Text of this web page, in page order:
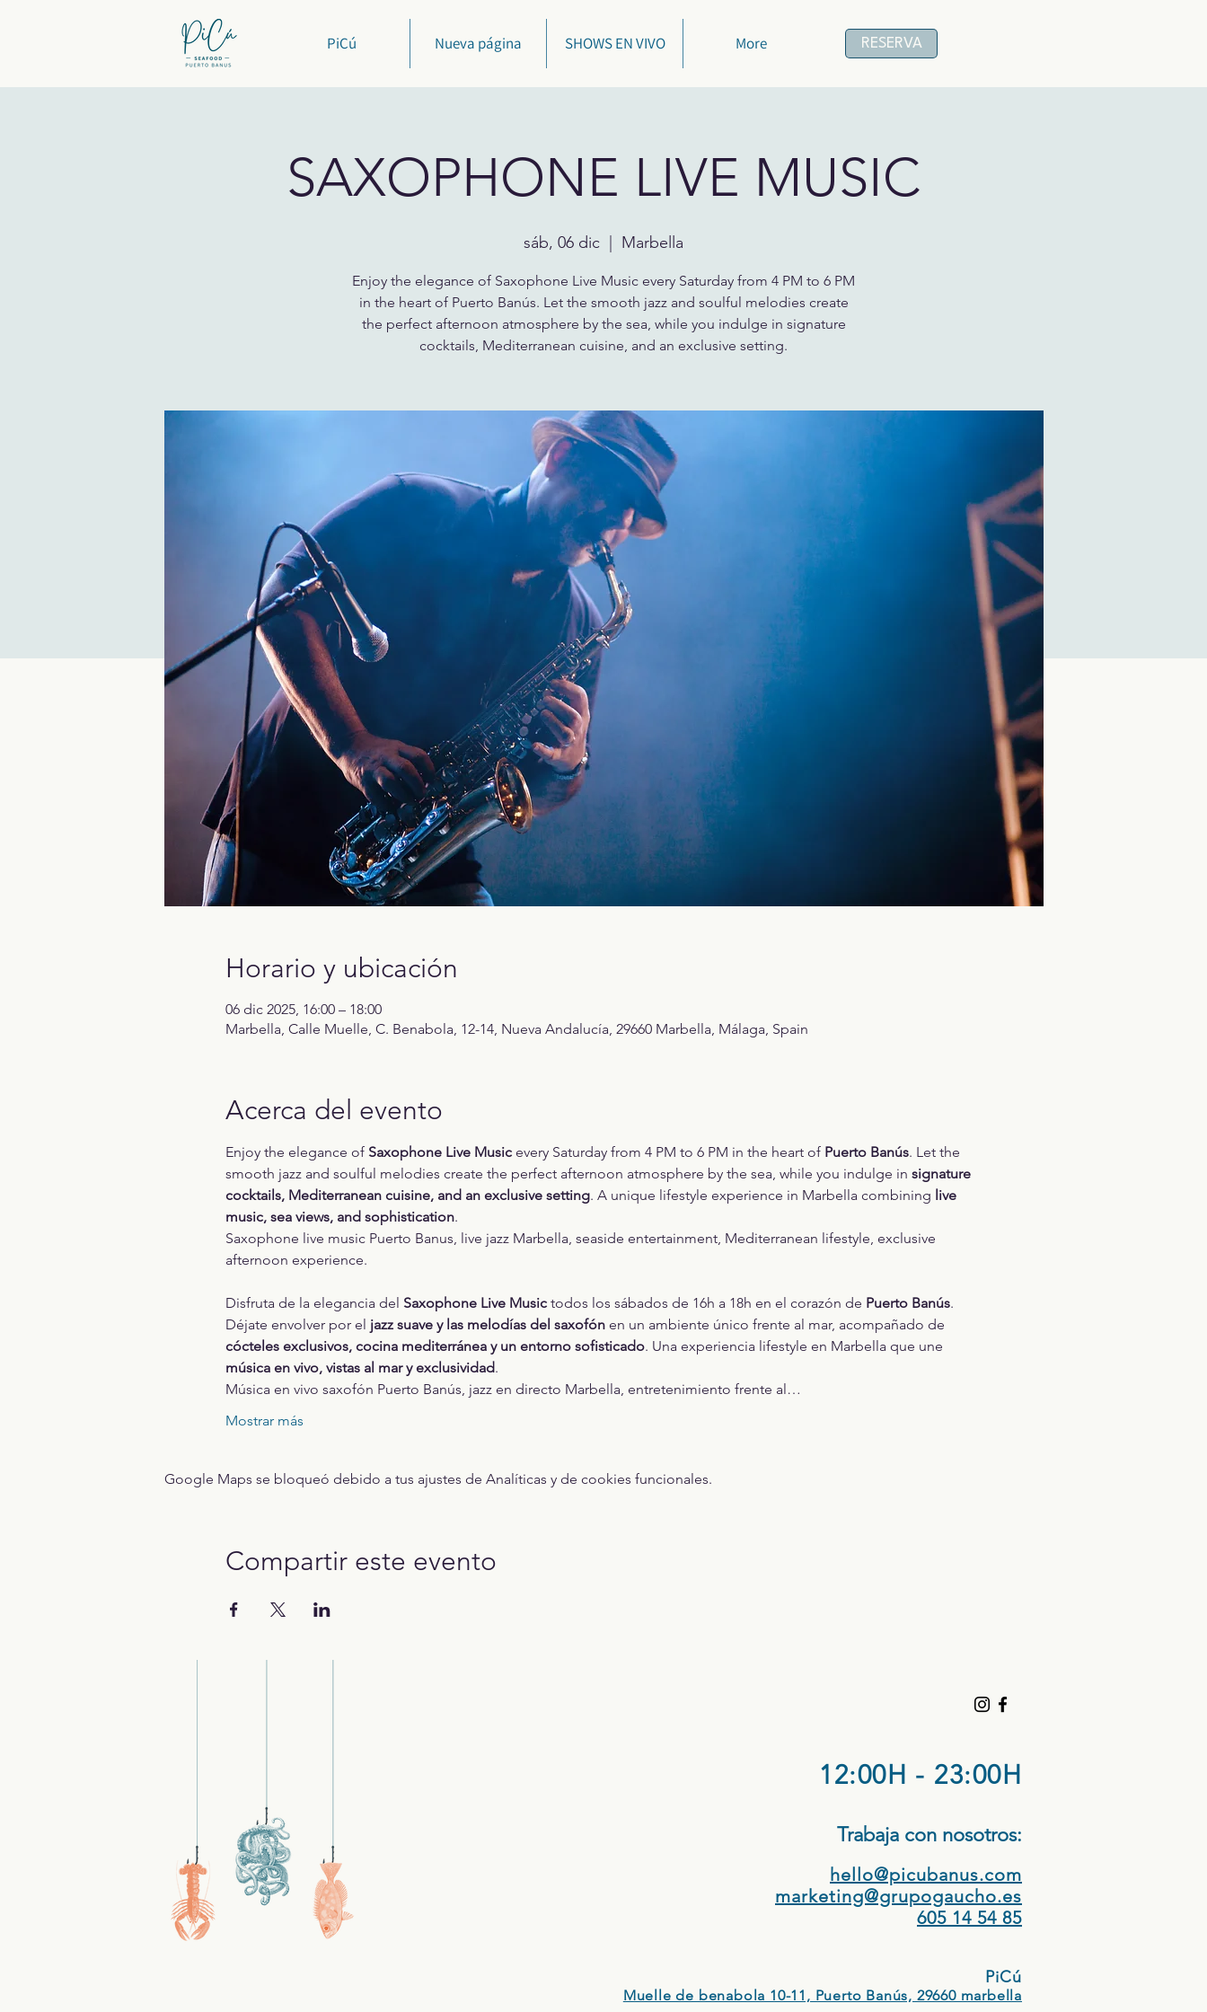
PiCú Nueva página SHOWS EN VIVO More RESERVA
SAXOPHONE LIVE MUSIC
sáb, 06 dic Marbella
Enjoy the elegance of Saxophone Live Music every Saturday from 4 PM to 6 PM
in the heart of Puerto Banús. Let the smooth jazz and soulful melodies create
the perfect afternoon atmosphere by the sea, while you indulge in signature
cocktails, Mediterranean cuisine, and an exclusive setting.
Horario y ubicación
06 dic 2025, 16:00 – 18:00
Marbella, Calle Muelle, C. Benabola, 12-14, Nueva Andalucía, 29660 Marbella, Málaga, Spain
Acerca del evento
Enjoy the elegance of Saxophone Live Music every Saturday from 4 PM to 6 PM in the heart of Puerto Banús. Let the
smooth jazz and soulful melodies create the perfect afternoon atmosphere by the sea, while you indulge in signature
cocktails, Mediterranean cuisine, and an exclusive setting. A unique lifestyle experience in Marbella combining live
music, sea views, and sophistication.
Saxophone live music Puerto Banus, live jazz Marbella, seaside entertainment, Mediterranean lifestyle, exclusive
afternoon experience.
Disfruta de la elegancia del Saxophone Live Music todos los sábados de 16h a 18h en el corazón de Puerto Banús.
Déjate envolver por el jazz suave y las melodías del saxofón en un ambiente único frente al mar, acompañado de
cócteles exclusivos, cocina mediterránea y un entorno sofisticado. Una experiencia lifestyle en Marbella que une
música en vivo, vistas al mar y exclusividad.
Música en vivo saxofón Puerto Banús, jazz en directo Marbella, entretenimiento frente al…
Mostrar más
Google Maps se bloqueó debido a tus ajustes de Analíticas y de cookies funcionales.
Compartir este evento
12:00H - 23:00H
Trabaja con nosotros:​
hello@picubanus.com
marketing@grupogaucho.es
605 14 54 85
PiCú
Muelle de benabola 10-11, Puerto Banús, 29660 marbella